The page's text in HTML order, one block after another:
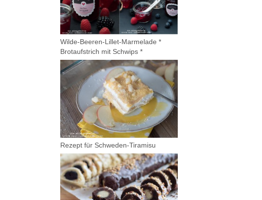
Wilde-Beeren-Lillet-Marmelade *
Brotaufstrich mit Schwips *
Rezept für Schweden-Tiramisu